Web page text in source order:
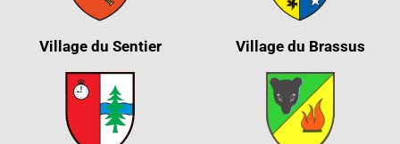
Village du Sentier Village du Brassus